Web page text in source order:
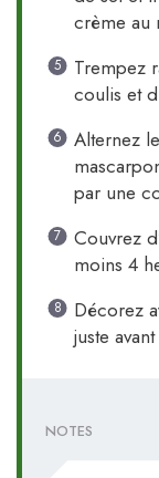
crème au
Trempez
coulis et
Alternez
par une
Couvrez
moins 4
Décorez
juste
NOTES